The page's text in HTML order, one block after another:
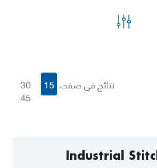
نتائج فی صفحہ 15
30
45
Industrial